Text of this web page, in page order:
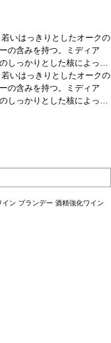
いはっきりとしたオークの
の含みを持つ。ミディア
しっかりとした核によって
。全体としてがっしとした
ち、5 〜10年程できれいに
プリムールレポートからの抜粋です。
ー
いはっきりとしたオークの
の含みを持つ。ミディア
しっかりとした核によって
ち、5 〜10年程できれいに
イン ブランデー 酒精強化ワイン